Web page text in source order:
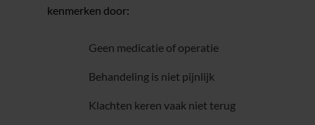
kenmerken door:
Geen medicatie of operatie
Behandeling is niet pijnlijk
Klachten keren vaak niet terug